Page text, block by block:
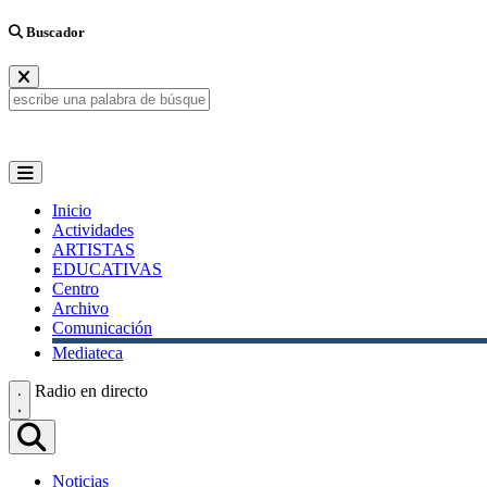
Buscador
Inicio
Actividades
ARTISTAS
EDUCATIVAS
Centro
Archivo
Comunicación
Mediateca
Radio en directo
Noticias